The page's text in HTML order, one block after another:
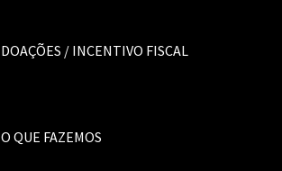
DOAÇÕES / INCENTIVO FISCAL
O QUE FAZEMOS